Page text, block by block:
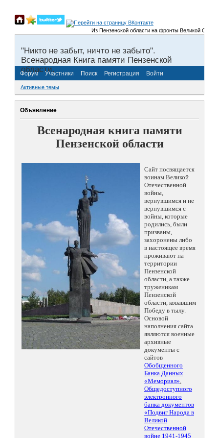
Из Пензенской области на фронты Великой
"Никто не забыт, ничто не забыто".
Всенародная Книга памяти Пензенской
области.
Форум Участники Поиск Регистрация Войти
Активные темы
Объявление
Всенародная книга памяти
Пензенской области
Сайт посвящается
воинам Великой
Отечественной
войны,
вернувшимся и не
вернувшимся с
войны, которые
родились, были
призваны,
захоронены либо
в настоящее время
проживают на
территории
Пензенской
области, а также
труженикам
Пензенской
области, ковавшим
Победу в тылу.
Основой
наполнения сайта
являются военные
архивные
документы с
сайтов
Обобщенного
Банка Данных
«Мемориал»,
Общедоступного
электронного
банка документов
«Подвиг Народа в
Великой
Отечественной
войне 1941-1945